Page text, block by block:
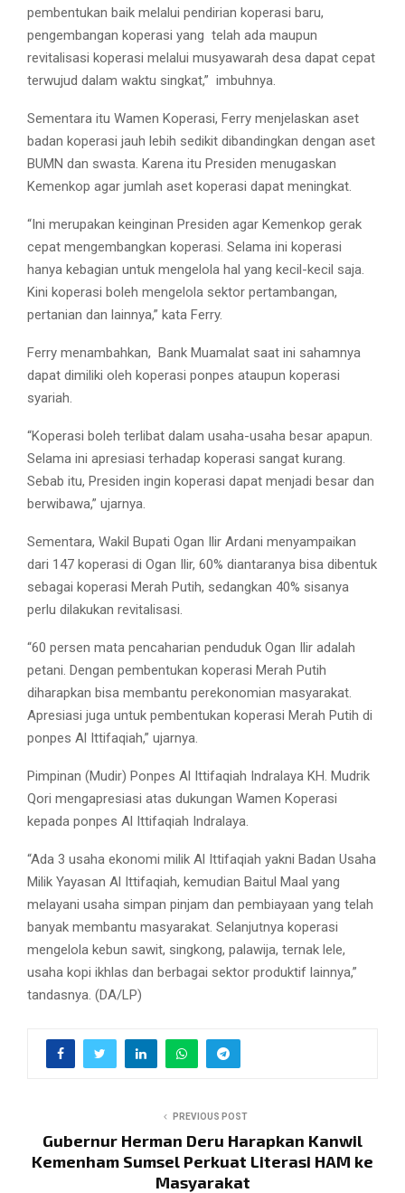
pembentukan baik melalui pendirian koperasi baru,
pengembangan koperasi yang telah ada maupun
revitalisasi koperasi melalui musyawarah desa dapat cepat
terwujud dalam waktu singkat,” imbuhnya.
Sementara itu Wamen Koperasi, Ferry menjelaskan aset
badan koperasi jauh lebih sedikit dibandingkan dengan aset
BUMN dan swasta. Karena itu Presiden menugaskan
Kemenkop agar jumlah aset koperasi dapat meningkat.
“Ini merupakan keinginan Presiden agar Kemenkop gerak
cepat mengembangkan koperasi. Selama ini koperasi
hanya kebagian untuk mengelola hal yang kecil-kecil saja.
Kini koperasi boleh mengelola sektor pertambangan,
pertanian dan lainnya,” kata Ferry.
Ferry menambahkan, Bank Muamalat saat ini sahamnya
dapat dimiliki oleh koperasi ponpes ataupun koperasi
syariah.
“Koperasi boleh terlibat dalam usaha-usaha besar apapun.
Selama ini apresiasi terhadap koperasi sangat kurang.
Sebab itu, Presiden ingin koperasi dapat menjadi besar dan
berwibawa,” ujarnya.
Sementara, Wakil Bupati Ogan Ilir Ardani menyampaikan
dari 147 koperasi di Ogan Ilir, 60% diantaranya bisa dibentuk
sebagai koperasi Merah Putih, sedangkan 40% sisanya
perlu dilakukan revitalisasi.
“60 persen mata pencaharian penduduk Ogan Ilir adalah
petani. Dengan pembentukan koperasi Merah Putih
diharapkan bisa membantu perekonomian masyarakat.
Apresiasi juga untuk pembentukan koperasi Merah Putih di
ponpes Al Ittifaqiah,” ujarnya.
Pimpinan (Mudir) Ponpes Al Ittifaqiah Indralaya KH. Mudrik
Qori mengapresiasi atas dukungan Wamen Koperasi
kepada ponpes Al Ittifaqiah Indralaya.
“Ada 3 usaha ekonomi milik Al Ittifaqiah yakni Badan Usaha
Milik Yayasan Al Ittifaqiah, kemudian Baitul Maal yang
melayani usaha simpan pinjam dan pembiayaan yang telah
banyak membantu masyarakat. Selanjutnya koperasi
mengelola kebun sawit, singkong, palawija, ternak lele,
usaha kopi ikhlas dan berbagai sektor produktif lainnya,”
tandasnya. (DA/LP)
PREVIOUS POST
Gubernur Herman Deru Harapkan Kanwil
Kemenham Sumsel Perkuat Literasi HAM ke
Masyarakat